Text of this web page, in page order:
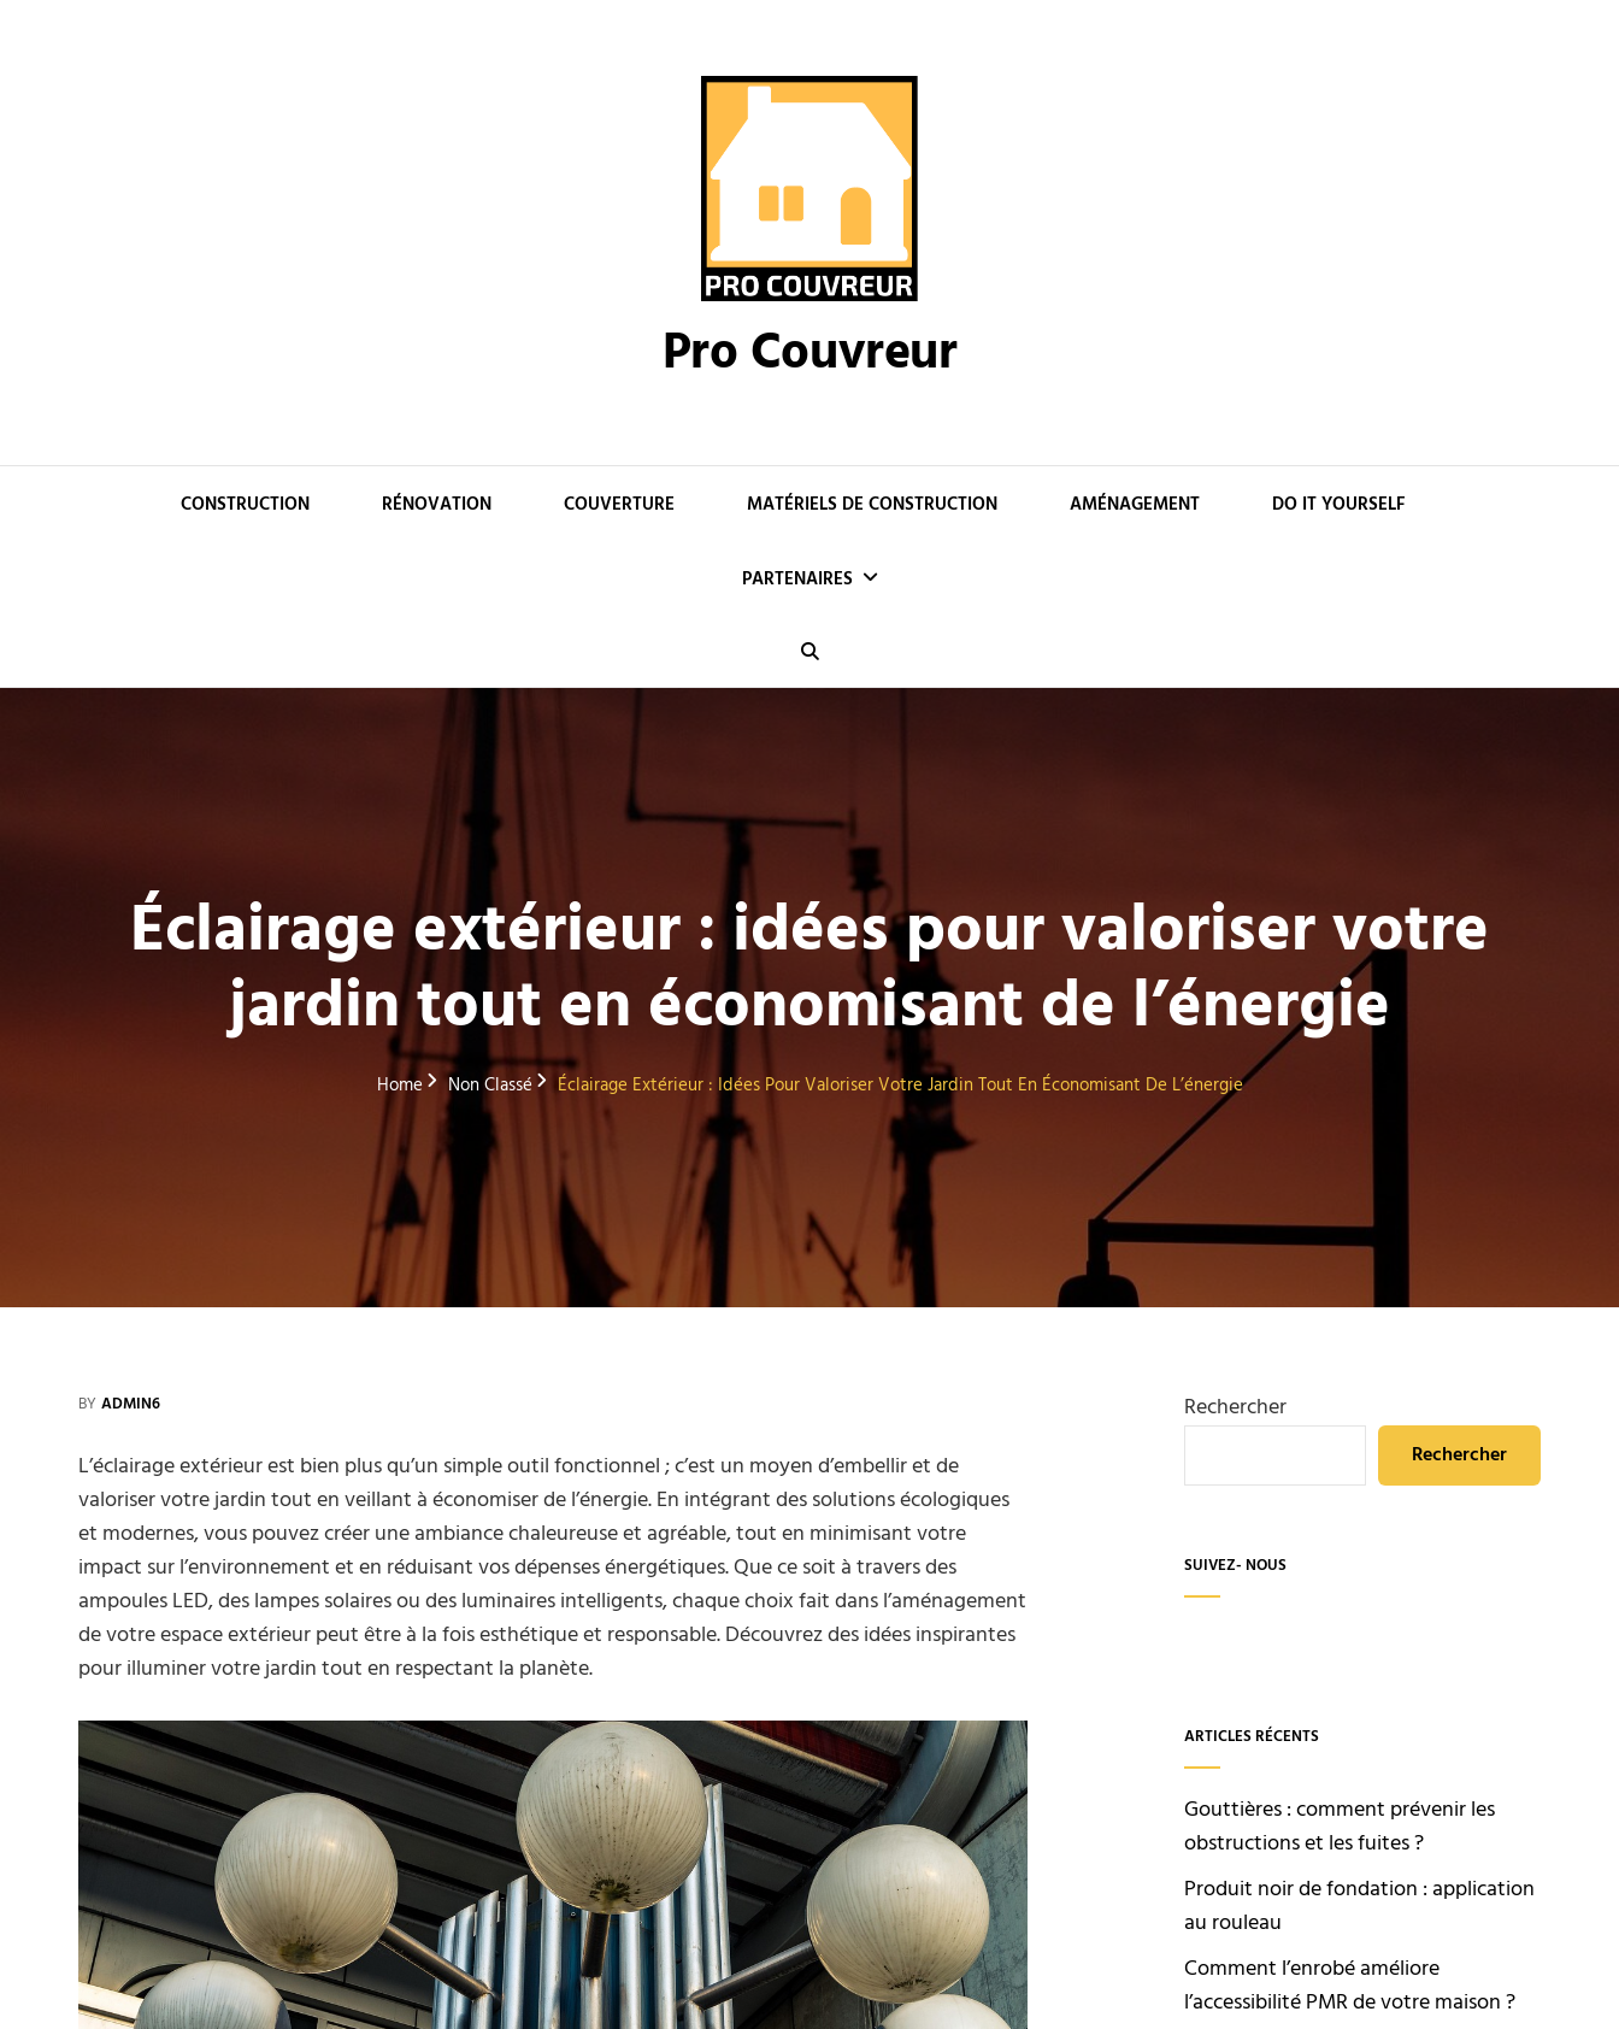
Pro Couvreur
CONSTRUCTION RÉNOVATION COUVERTURE MATÉRIELS DE CONSTRUCTION AMÉNAGEMENT DO IT YOURSELF
PARTENAIRES
Éclairage extérieur : idées pour valoriser votre
jardin tout en économisant de l’énergie
Home Non Classé Éclairage Extérieur : Idées Pour Valoriser Votre Jardin Tout En Économisant De L’énergie
BY ADMIN6
L’éclairage extérieur est bien plus qu’un simple outil fonctionnel ; c’est un moyen d’embellir et de
valoriser votre jardin tout en veillant à économiser de l’énergie. En intégrant des solutions écologiques
et modernes, vous pouvez créer une ambiance chaleureuse et agréable, tout en minimisant votre
impact sur l’environnement et en réduisant vos dépenses énergétiques. Que ce soit à travers des
ampoules LED, des lampes solaires ou des luminaires intelligents, chaque choix fait dans l’aménagement
de votre espace extérieur peut être à la fois esthétique et responsable. Découvrez des idées inspirantes
pour illuminer votre jardin tout en respectant la planète.
Rechercher
Rechercher
SUIVEZ- NOUS
ARTICLES RÉCENTS
Gouttières : comment prévenir les
obstructions et les fuites ?
Produit noir de fondation : application
au rouleau
Comment l’enrobé améliore
l’accessibilité PMR de votre maison ?